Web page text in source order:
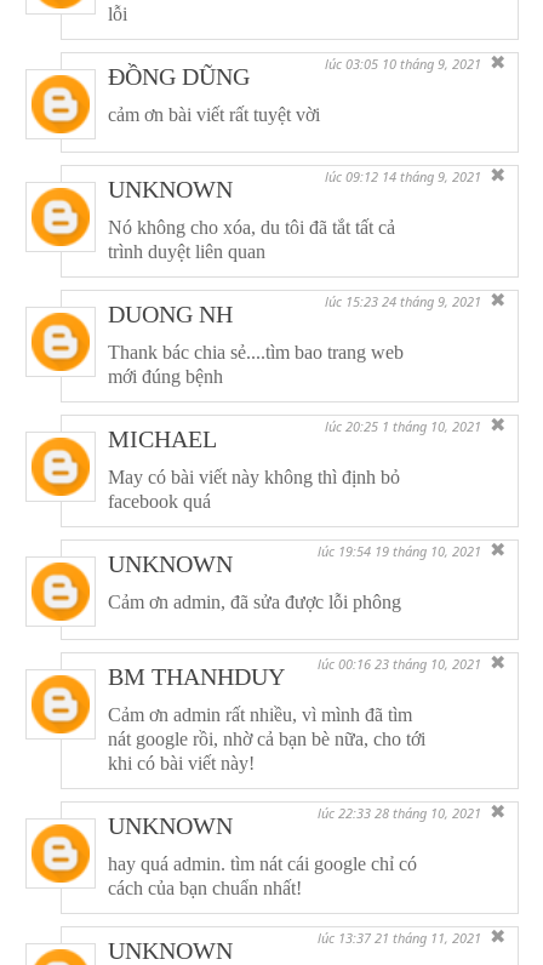
lỗi
ĐỒNG DŨNG lúc 03:05 10 tháng 9, 2021 ✖
cảm ơn bài viết rất tuyệt vời
UNKNOWN lúc 09:12 14 tháng 9, 2021 ✖
Nó không cho xóa, du tôi đã tắt tất cả
trình duyệt liên quan
DUONG NH lúc 15:23 24 tháng 9, 2021 ✖
Thank bác chia sẻ....tìm bao trang web
mới đúng bệnh
MICHAEL lúc 20:25 1 tháng 10, 2021 ✖
May có bài viết này không thì định bỏ
facebook quá
UNKNOWN lúc 19:54 19 tháng 10, 2021 ✖
Cảm ơn admin, đã sửa được lỗi phông
BM THANHDUY lúc 00:16 23 tháng 10, 2021 ✖
Cảm ơn admin rất nhiều, vì mình đã tìm
nát google rồi, nhờ cả bạn bè nữa, cho tới
khi có bài viết này!
UNKNOWN lúc 22:33 28 tháng 10, 2021 ✖
hay quá admin. tìm nát cái google chỉ có
cách của bạn chuẩn nhất!
UNKNOWN lúc 13:37 21 tháng 11, 2021 ✖